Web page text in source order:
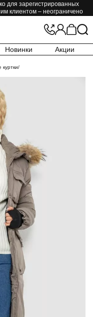
для зарегистрированных
клиентом – неограничено
Новинки Акции
/